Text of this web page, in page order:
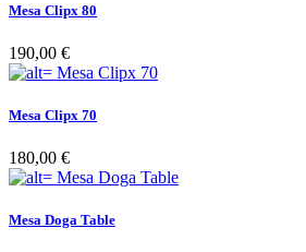
Mesa Clipx 80
190,00 €
Mesa Clipx 70
180,00 €
Mesa Doga Table